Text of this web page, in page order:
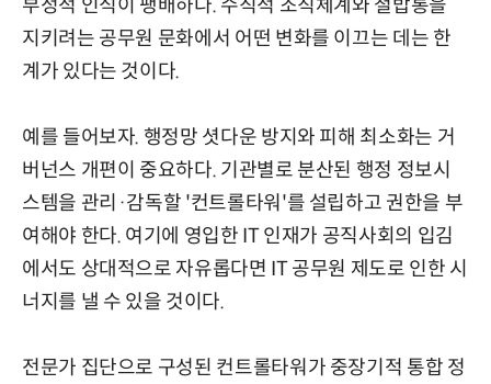
부정적 인식이 팽배하다. 수직적 조직체계와 철밥통을
지키려는 공무원 문화에서 어떤 변화를 이끄는 데는 한
계가 있다는 것이다.
예를 들어보자. 행정망 셧다운 방지와 피해 최소화는 거
버넌스 개편이 중요하다. 기관별로 분산된 행정 정보시
스템을 관리·감독할 '컨트롤타워'를 설립하고 권한을 부
여해야 한다. 여기에 영입한 IT 인재가 공직사회의 입김
에서도 상대적으로 자유롭다면 IT 공무원 제도로 인한 시
너지를 낼 수 있을 것이다.
전문가 집단으로 구성된 컨트롤타워가 중장기적 통합 정